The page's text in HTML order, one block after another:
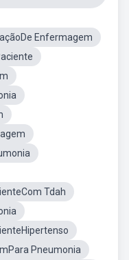
Enfermagem
Tdah
Pneumonia